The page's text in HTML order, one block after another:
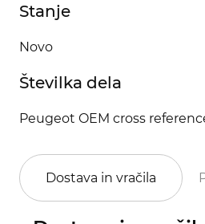
Stanje
Novo
Številka dela
Peugeot OEM cross
Dostava in vračila